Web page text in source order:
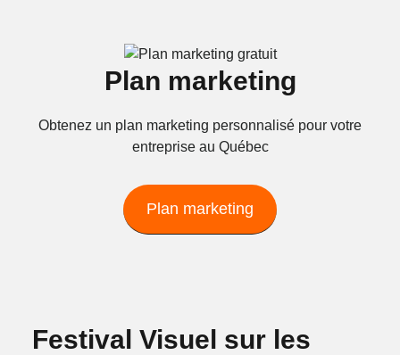
Plan marketing
Obtenez un plan marketing personnalisé pour votre
entreprise au Québec
Plan marketing
Festival Visuel sur les